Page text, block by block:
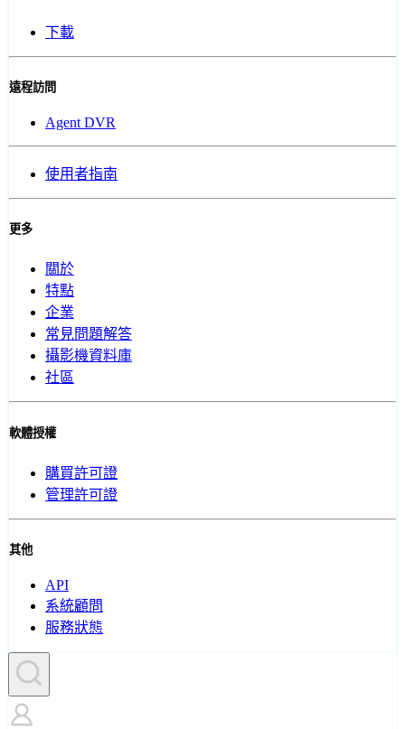
下載
遠程訪問
Agent DVR
使用者指南
更多
關於
特點
企業
常見問題解答
攝影機資料庫
社區
軟體授權
購買許可證
管理許可證
其他
API
系統顧問
服務狀態